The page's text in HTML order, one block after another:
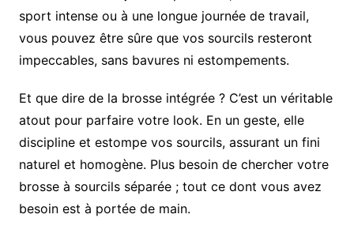
sport intense ou à une longue journée de travail,
vous pouvez être sûre que vos sourcils resteront
impeccables, sans bavures ni estompements.
Et que dire de la brosse intégrée ? C’est un véritable
atout pour parfaire votre look. En un geste, elle
discipline et estompe vos sourcils, assurant un fini
naturel et homogène. Plus besoin de chercher votre
brosse à sourcils séparée ; tout ce dont vous avez
besoin est à portée de main.